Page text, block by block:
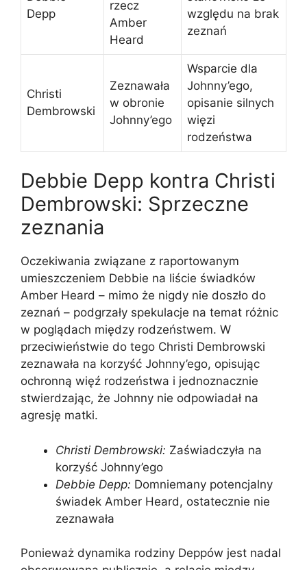
Depp
rzecz
Amber
Heard
względu na brak
zeznań
Christi
Dembrowski
Zeznawała
w obronie
Johnny’ego
Wsparcie dla
Johnny’ego,
opisanie silnych
więzi
rodzeństwa
Debbie Depp kontra Christi
Dembrowski: Sprzeczne
zeznania
Oczekiwania związane z raportowanym
umieszczeniem Debbie na liście świadków
Amber Heard – mimo że nigdy nie doszło do
zeznań – podgrzały spekulacje na temat różnic
w poglądach między rodzeństwem. W
przeciwieństwie do tego Christi Dembrowski
zeznawała na korzyść Johnny’ego, opisując
ochronną więź rodzeństwa i jednoznacznie
stwierdzając, że Johnny nie odpowiadał na
agresję matki.
Christi Dembrowski: Zaświadczyła na
korzyść Johnny’ego
Debbie Depp: Domniemany potencjalny
świadek Amber Heard, ostatecznie nie
zeznawała
Ponieważ dynamika rodziny Deppów jest nadal